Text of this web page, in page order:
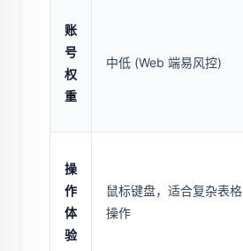
账
号
权
重
中低 (Web 端易风控)
操
作
体
验
鼠标键盘，适合复杂表格
操作